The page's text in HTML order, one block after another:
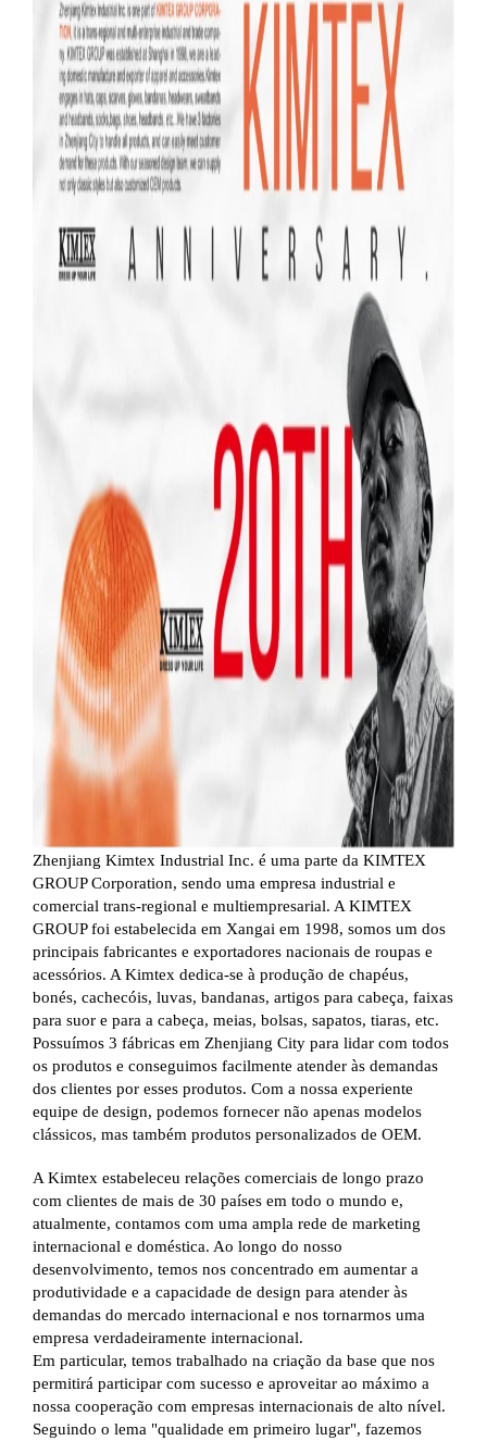
Zhenjiang Kimtex Industrial Inc. é uma parte da KIMTEX
GROUP Corporation, sendo uma empresa industrial e
comercial trans-regional e multiempresarial. A KIMTEX
GROUP foi estabelecida em Xangai em 1998, somos um dos
principais fabricantes e exportadores nacionais de roupas e
acessórios. A Kimtex dedica-se à produção de chapéus,
bonés, cachecóis, luvas, bandanas, artigos para cabeça, faixas
para suor e para a cabeça, meias, bolsas, sapatos, tiaras, etc.
Possuímos 3 fábricas em Zhenjiang City para lidar com todos
os produtos e conseguimos facilmente atender às demandas
dos clientes por esses produtos. Com a nossa experiente
equipe de design, podemos fornecer não apenas modelos
clássicos, mas também produtos personalizados de OEM.
A Kimtex estabeleceu relações comerciais de longo prazo
com clientes de mais de 30 países em todo o mundo e,
atualmente, contamos com uma ampla rede de marketing
internacional e doméstica. Ao longo do nosso
desenvolvimento, temos nos concentrado em aumentar a
produtividade e a capacidade de design para atender às
demandas do mercado internacional e nos tornarmos uma
empresa verdadeiramente internacional.
Em particular, temos trabalhado na criação da base que nos
permitirá participar com sucesso e aproveitar ao máximo a
nossa cooperação com empresas internacionais de alto nível.
Seguindo o lema "qualidade em primeiro lugar", fazemos